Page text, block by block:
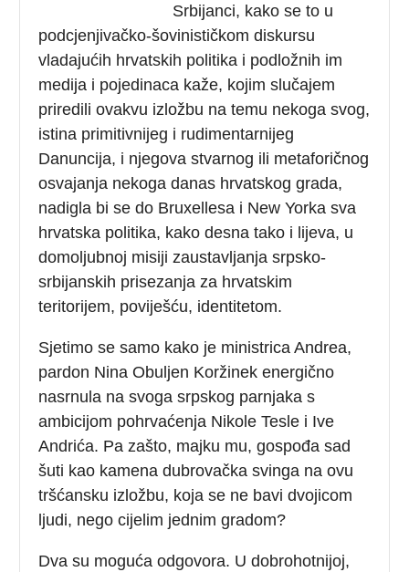
Srbijanci, kako se to u
podcjenjivačko-šovinističkom diskursu
vladajućih hrvatskih politika i podložnih im
medija i pojedinaca kaže, kojim slučajem
priredili ovakvu izložbu na temu nekoga svog,
istina primitivnijeg i rudimentarnijeg
Danuncija, i njegova stvarnog ili metaforičnog
osvajanja nekoga danas hrvatskog grada,
nadigla bi se do Bruxellesa i New Yorka sva
hrvatska politika, kako desna tako i lijeva, u
domoljubnoj misiji zaustavljanja srpsko-
srbijanskih prisezanja za hrvatskim
teritorijem, poviješću, identitetom.
Sjetimo se samo kako je ministrica Andrea,
pardon Nina Obuljen Koržinek energično
nasrnula na svoga srpskog parnjaka s
ambicijom pohrvaćenja Nikole Tesle i Ive
Andrića. Pa zašto, majku mu, gospođa sad
šuti kao kamena dubrovačka svinga na ovu
tršćansku izložbu, koja se ne bavi dvojicom
ljudi, nego cijelim jednim gradom?
Dva su moguća odgovora. U dobrohotnijoj,